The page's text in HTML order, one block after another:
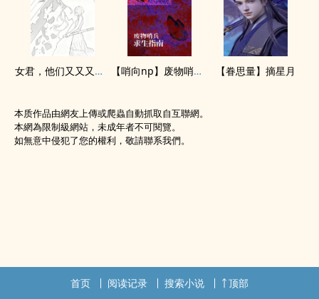
女君，他们又又又打起来了（np） 【哨向np】废物哨兵求生指南 【眷思量】摘星月
本质作品由網友上傳或爬蟲自動抓取自互聯網。
本網為限制級網站，未成年者不可閱覽。
如無意中侵犯了您的權利，敬請聯系我們。
首页 阅读记录 搜索小说 顶部